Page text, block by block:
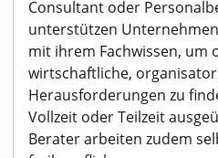
Consultant oder
unterstützen
mit ihrem Fachwissen, um
wirtschaftliche,
Herausforderungen zu
Vollzeit oder Teilzeit
Berater arbeiten zudem